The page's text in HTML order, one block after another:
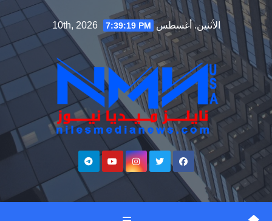
Skip
to
content
الأثنين. أغسطس 10th, 2026 7:39:20 PM